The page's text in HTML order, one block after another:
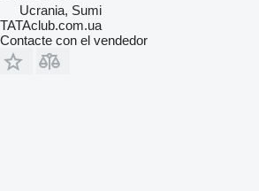
Ucrania, Sumi
TATAclub.com.ua
Contacte con el vendedor